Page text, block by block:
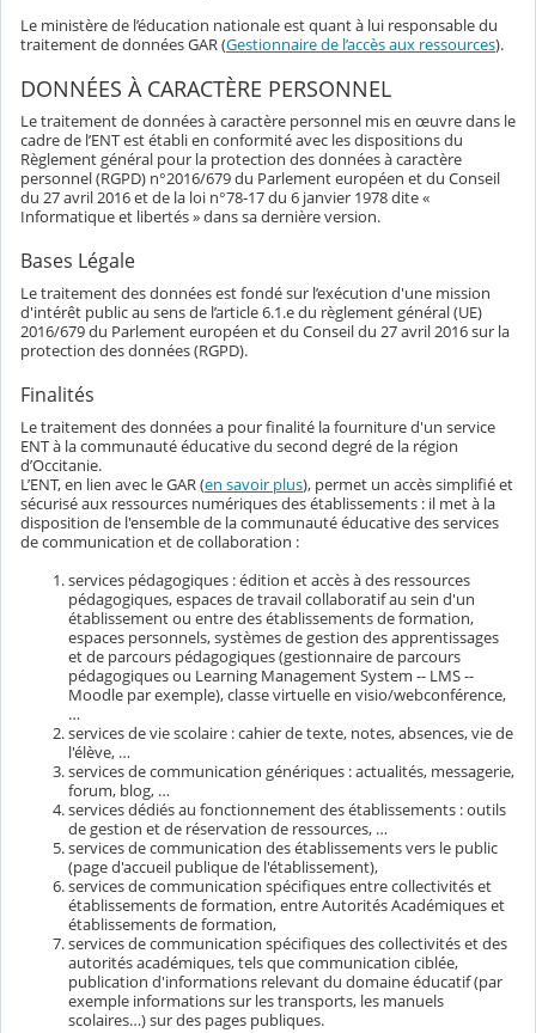
Le ministère de l’éducation nationale est quant à lui responsable du
traitement de données GAR (Gestionnaire de l’accès aux ressources).
DONNÉES À CARACTÈRE PERSONNEL
Le traitement de données à caractère personnel mis en œuvre dans le
cadre de l’ENT est établi en conformité avec les dispositions du
Règlement général pour la protection des données à caractère
personnel (RGPD) n°2016/679 du Parlement européen et du Conseil
du 27 avril 2016 et de la loi n°78-17 du 6 janvier 1978 dite «
Informatique et libertés » dans sa dernière version.
Bases Légale
Le traitement des données est fondé sur l’exécution d'une mission
d'intérêt public au sens de l’article 6.1.e du règlement général (UE)
2016/679 du Parlement européen et du Conseil du 27 avril 2016 sur la
protection des données (RGPD).
Finalités
Le traitement des données a pour finalité la fourniture d'un service
ENT à la communauté éducative du second degré de la région
d’Occitanie.
L’ENT, en lien avec le GAR (en savoir plus), permet un accès simplifié et
sécurisé aux ressources numériques des établissements : il met à la
disposition de l'ensemble de la communauté éducative des services
de communication et de collaboration :
services pédagogiques : édition et accès à des ressources
pédagogiques, espaces de travail collaboratif au sein d'un
établissement ou entre des établissements de formation,
espaces personnels, systèmes de gestion des apprentissages
et de parcours pédagogiques (gestionnaire de parcours
pédagogiques ou Learning Management System -- LMS --
Moodle par exemple), classe virtuelle en visio/webconférence,
…
services de vie scolaire : cahier de texte, notes, absences, vie de
l'élève, …
services de communication génériques : actualités, messagerie,
forum, blog, …
services dédiés au fonctionnement des établissements : outils
de gestion et de réservation de ressources, …
services de communication des établissements vers le public
(page d'accueil publique de l'établissement),
services de communication spécifiques entre collectivités et
établissements de formation, entre Autorités Académiques et
établissements de formation,
services de communication spécifiques des collectivités et des
autorités académiques, tels que communication ciblée,
publication d'informations relevant du domaine éducatif (par
exemple informations sur les transports, les manuels
scolaires…) sur des pages publiques.